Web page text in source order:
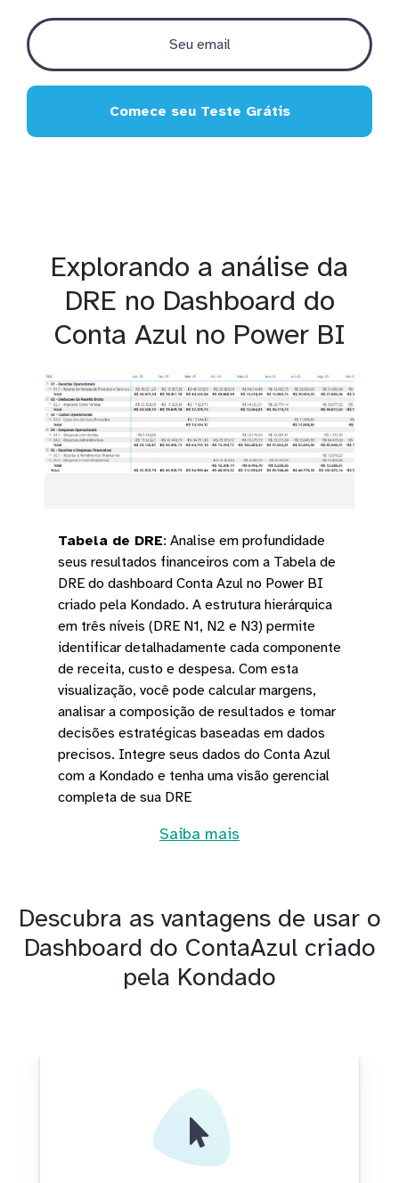
Comece seu Teste Grátis
Explorando a análise da
DRE no Dashboard do
Conta Azul no Power BI
Tabela de DRE: Analise em profundidade
seus resultados financeiros com a Tabela de
DRE do dashboard Conta Azul no Power BI
criado pela Kondado. A estrutura hierárquica
em três níveis (DRE N1, N2 e N3) permite
identificar detalhadamente cada componente
de receita, custo e despesa. Com esta
visualização, você pode calcular margens,
analisar a composição de resultados e tomar
decisões estratégicas baseadas em dados
precisos. Integre seus dados do Conta Azul
com a Kondado e tenha uma visão gerencial
completa de sua DRE
Saiba mais
Descubra as vantagens de usar o
Dashboard do ContaAzul criado
pela Kondado